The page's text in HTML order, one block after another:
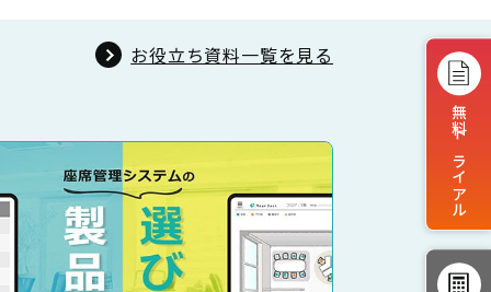
無料トライアル
お役立ち資料一覧を見る